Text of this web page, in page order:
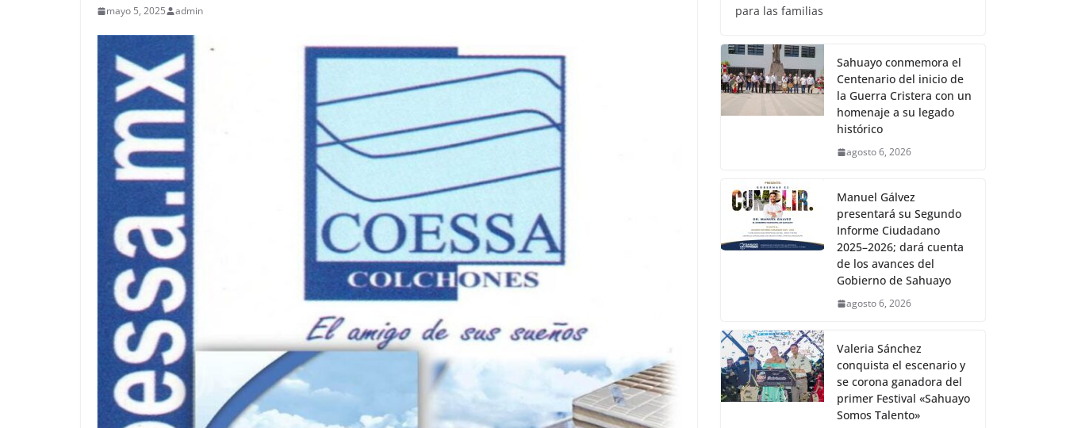
mayo 5, 2025 admin
para las familias
Sahuayo conmemora el
Centenario del inicio de
la Guerra Cristera con un
homenaje a su legado
histórico
agosto 6, 2026
Manuel Gálvez
presentará su Segundo
Informe Ciudadano
2025–2026; dará cuenta
de los avances del
Gobierno de Sahuayo
agosto 6, 2026
Valeria Sánchez
conquista el escenario y
se corona ganadora del
primer Festival «Sahuayo
Somos Talento»